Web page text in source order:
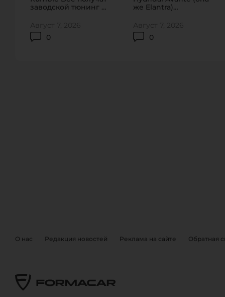
заводской тюнинг на
0
Август 7, 2026
же Elantra)
0
Август 7, 2026
О нас Редакция новостей Реклама на сайте Обратная